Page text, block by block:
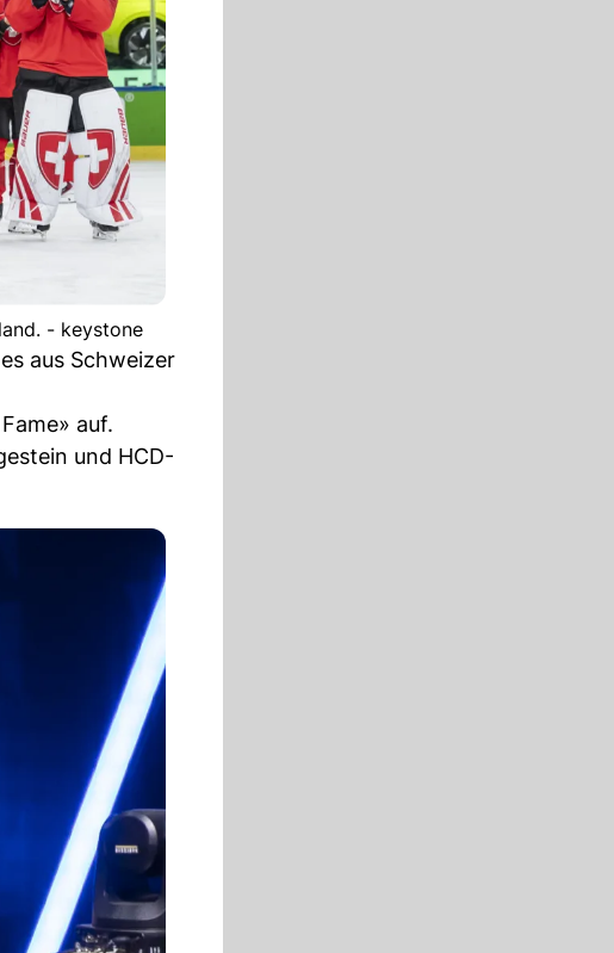
- keystone
aus Schweizer
auf.
und HCD-